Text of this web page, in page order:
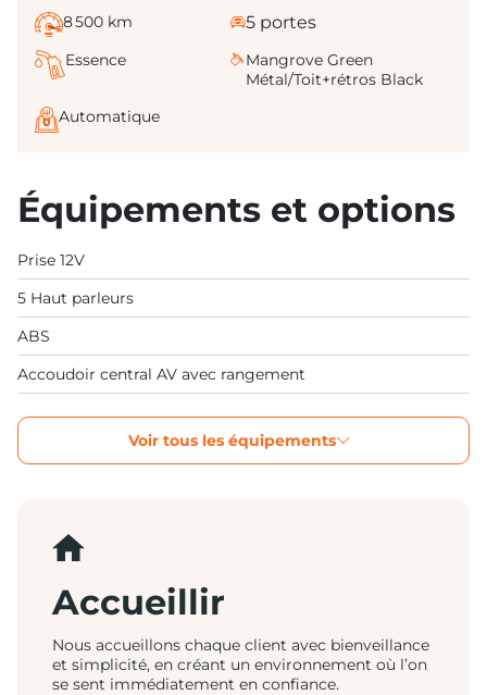
8 500 km 5 portes
Essence
Mangrove Green
Métal/Toit+rétros Black
Automatique
Équipements et options
Prise 12V
5 Haut parleurs
ABS
Accoudoir central AV avec rangement
Voir tous les équipements
Accueillir
Nous accueillons chaque client avec bienveillance
et simplicité, en créant un environnement où l’on
se sent immédiatement en confiance.